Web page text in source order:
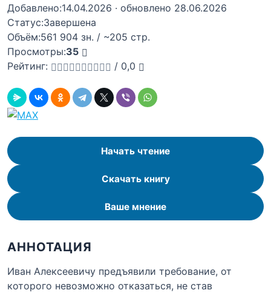
Добавлено:14.04.2026 · обновлено 28.06.2026
Статус:Завершена
Объём:561 904 зн. / ~205 стр.
Просмотры:35
Рейтинг:
/ 0,0
Начать чтение
Скачать книгу
Ваше мнение
АННОТАЦИЯ
Иван Алексеевичу предъявили требование, от
которого невозможно отказаться, не став